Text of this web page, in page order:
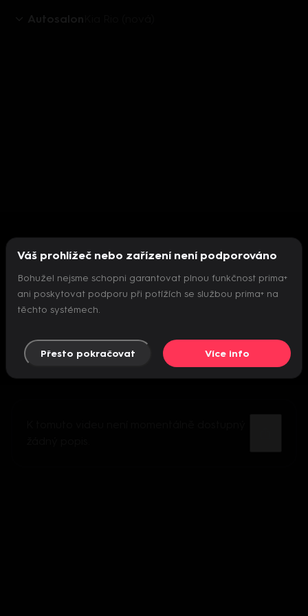
Autosalon
Nepodařilo se inicializovat přehrávač
Váš prohlížeč nebo zařízení není podporováno
Bohužel nejsme schopni garantovat plnou funkčnost prima+
ani poskytovat podporu při potížích se službou prima+ na
těchto systémech.
Přesto pokračovat Více info